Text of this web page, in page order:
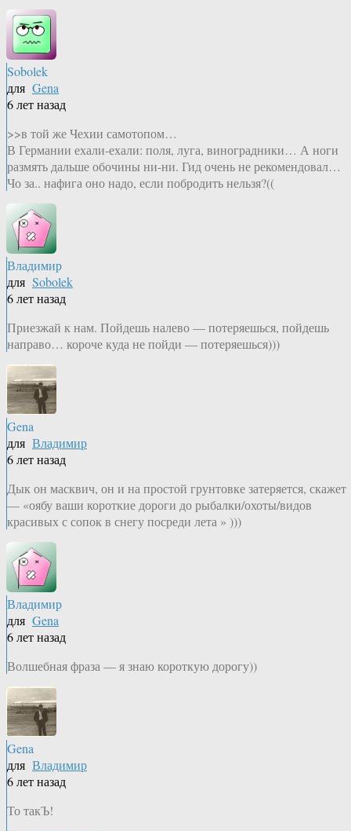
Sobolek
для Gena
6 лет назад
>>в той же Чехии самотопом…
В Германии ехали-ехали: поля, луга, виноградники… А ноги
размять дальше обочины ни-ни. Гид очень не рекомендовал…
Чо за.. нафига оно надо, если побродить нельзя?((
Владимир
для Sobolek
6 лет назад
Приезжай к нам. Пойдешь налево — потеряешься, пойдешь
направо… короче куда не пойди — потеряешься)))
Gena
для Владимир
6 лет назад
Дык он масквич, он и на простой грунтовке затеряется, скажет
— «оябу ваши короткие дороги до рыбалки/охоты/видов
красивых с сопок в снегу посреди лета » )))
Владимир
для Gena
6 лет назад
Волшебная фраза — я знаю короткую дорогу))
Gena
для Владимир
6 лет назад
То такЪ!